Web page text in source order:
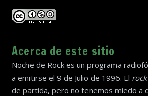
Acerca de este sitio
Noche de Rock es un programa
a emitirse el 9 de Julio de 1996. El rock
de partida, pero no tenemos miedo a